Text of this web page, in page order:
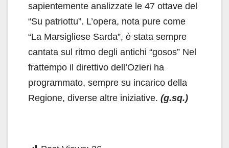
sapientemente analizzate le 47 ottave del
“Su patriottu”. L’opera, nota pure come
“La Marsigliese Sarda”, è stata sempre
cantata sul ritmo degli antichi “gosos” Nel
frattempo il direttivo dell’Ozieri ha
programmato, sempre su incarico della
Regione, diverse altre iniziative. (g.sq.)